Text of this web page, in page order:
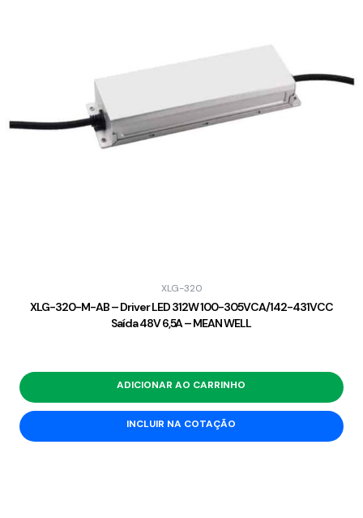
XLG-320
XLG-320-M-AB – Driver LED 312W 100-305VCA/142-431VCC
Saída 48V 6,5A – MEAN WELL
ADICIONAR AO CARRINHO
INCLUIR NA COTAÇÃO